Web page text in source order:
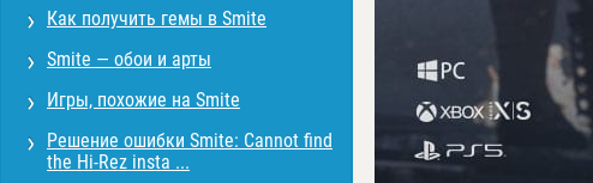
Как получить гемы в Smite
Smite — обои и арты
Игры, похожие на Smite
Решение ошибки Smite: Cannot find
the Hi-Rez insta ...